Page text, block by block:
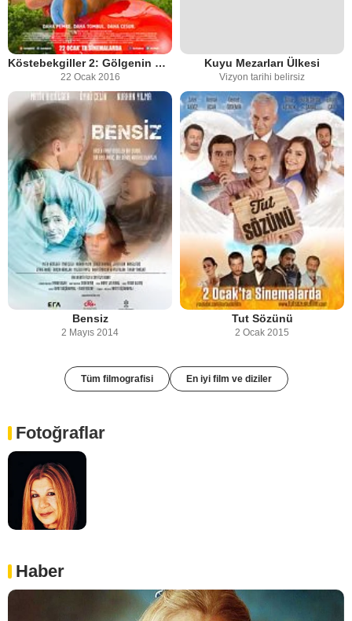
Köstebekgiller 2: Gölgenin Tılsımı
22 Ocak 2016
Kuyu Mezarları Ülkesi
Vizyon tarihi belirsiz
Bensiz
2 Mayıs 2014
Tut Sözünü
2 Ocak 2015
Tüm filmografisi En iyi film ve diziler
Fotoğraflar
Haber